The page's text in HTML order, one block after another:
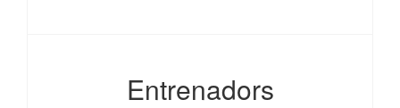
Entrenadors